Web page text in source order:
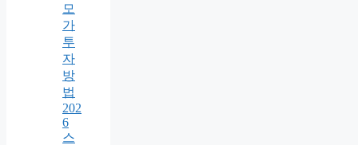
모
가
투
자
방
법
202
6
스